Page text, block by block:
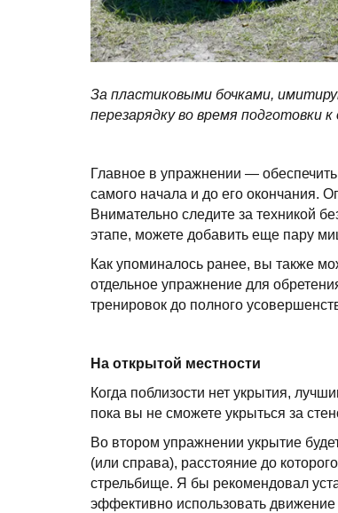
За пластиковыми бочками,
перезарядку во время подготовки
Главное в упражнении —
самого начала и до его окончания.
Внимательно следите за техникой
этапе, можете добавить еще пару
Как упоминалось ранее, вы также
отдельное упражнение для
тренировок до полного
На открытой местности
Когда поблизости нет укрытия,
пока вы не сможете укрыться за
Во втором упражнении укрытие
(или справа), расстояние до
стрельбище. Я бы рекомендовал
эффективно использовать